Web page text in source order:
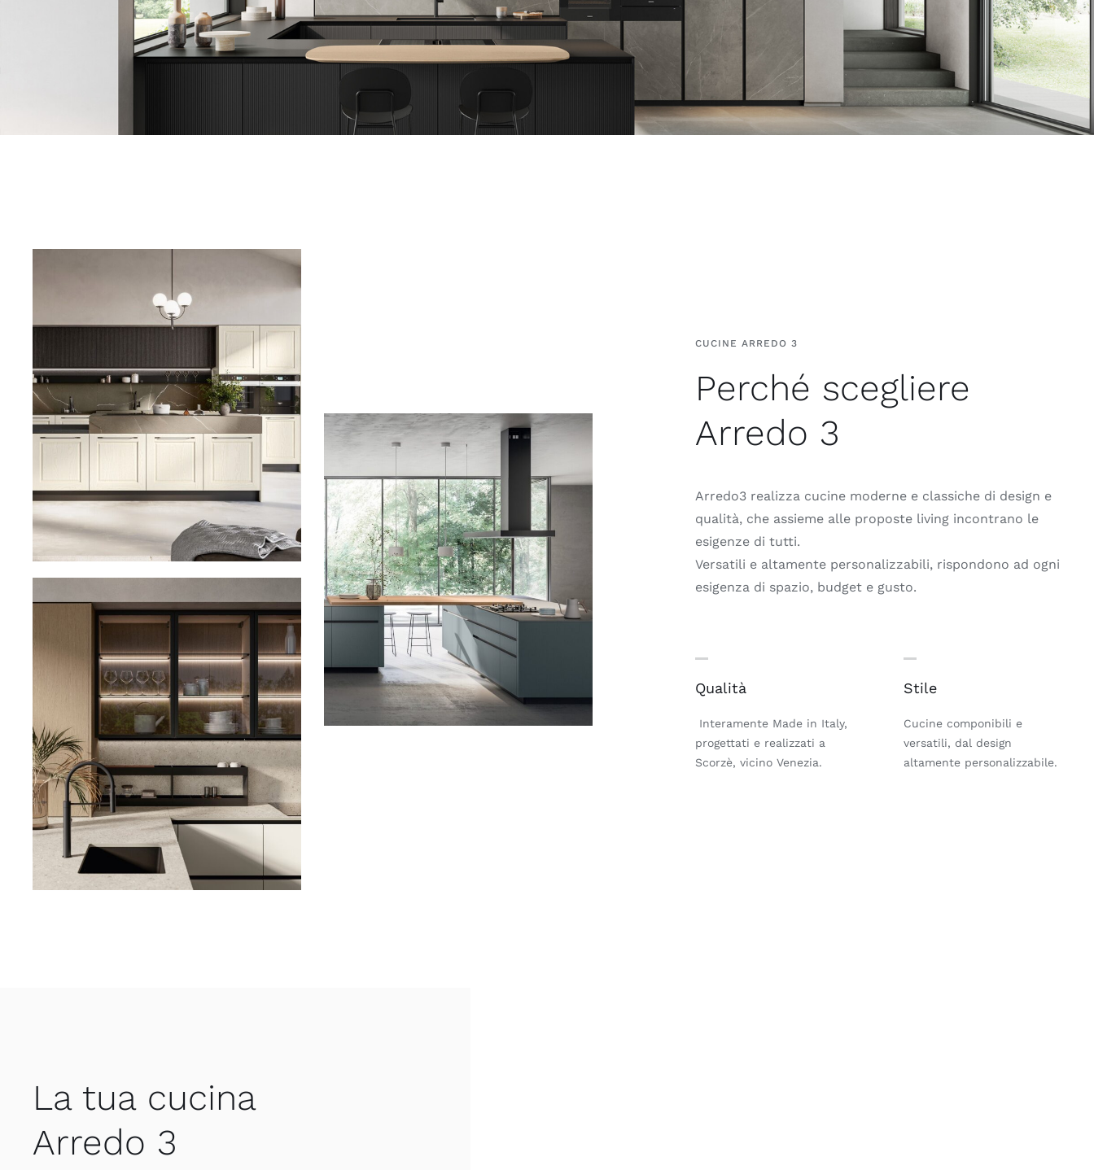
CUCINE ARREDO 3
Perché scegliere
Arredo 3
Arredo3 realizza cucine moderne e classiche di design e
qualità, che assieme alle proposte living incontrano le
esigenze di tutti.
Versatili e altamente personalizzabili, rispondono ad ogni
esigenza di spazio, budget e gusto.
Qualità
Interamente Made in Italy,
progettati e realizzati a
Scorzè, vicino Venezia.
Stile
Cucine componibili e
versatili, dal design
altamente personalizzabile.
La tua cucina
Arredo 3